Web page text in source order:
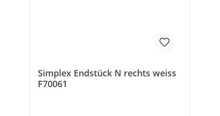
Simplex Endstück N rechts weiss
F70061